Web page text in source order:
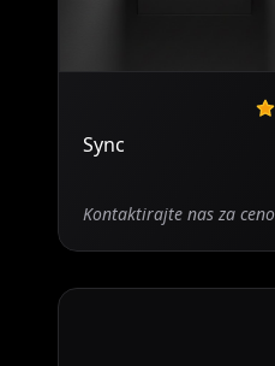
Sync
Kontaktirajte nas za ceno